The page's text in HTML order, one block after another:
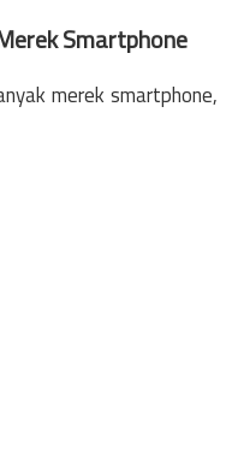
Smartphone
merek smartphone,